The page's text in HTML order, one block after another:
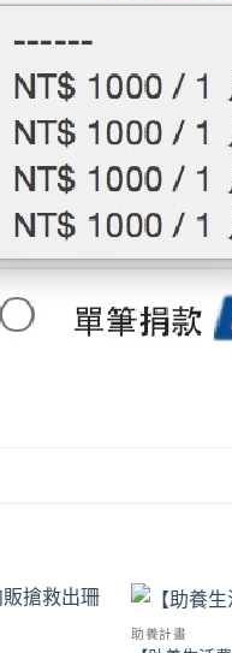
助養計畫